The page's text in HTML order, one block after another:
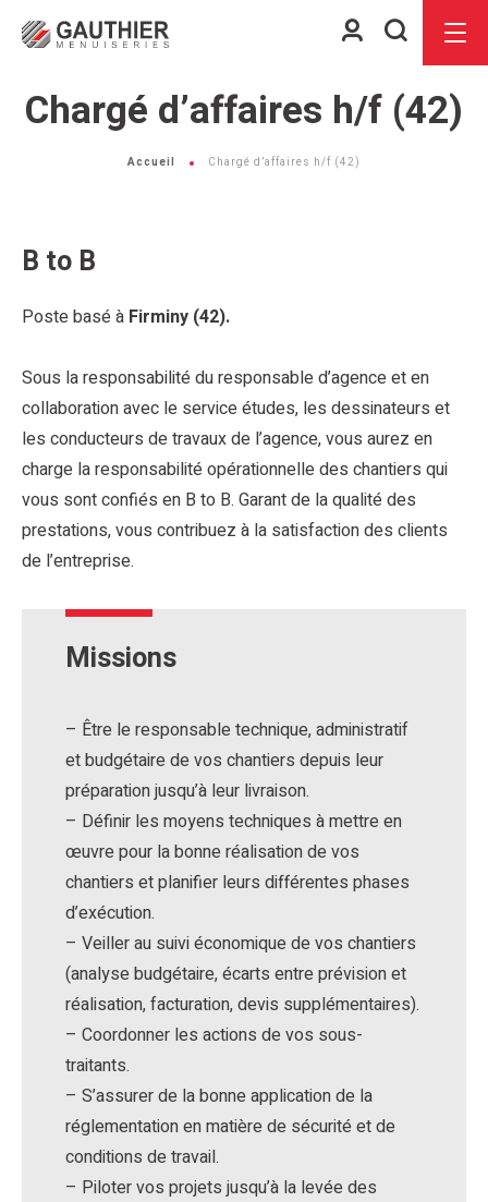
Espace
Menu
Chargé d’affaires h/f (42)
Accueil Chargé d’affaires h/f (42)
B to B
Poste basé à Firminy (42).
Sous la responsabilité du responsable d’agence et en
collaboration avec le service études, les dessinateurs et
les conducteurs de travaux de l’agence, vous aurez en
charge la responsabilité opérationnelle des chantiers qui
vous sont confiés en B to B. Garant de la qualité des
prestations, vous contribuez à la satisfaction des clients
de l’entreprise.
Missions
– Être le responsable technique, administratif
et budgétaire de vos chantiers depuis leur
préparation jusqu’à leur livraison.
– Définir les moyens techniques à mettre en
œuvre pour la bonne réalisation de vos
chantiers et planifier leurs différentes phases
d’exécution.
– Veiller au suivi économique de vos chantiers
(analyse budgétaire, écarts entre prévision et
réalisation, facturation, devis supplémentaires).
– Coordonner les actions de vos sous-
traitants.
– S’assurer de la bonne application de la
réglementation en matière de sécurité et de
conditions de travail.
– Piloter vos projets jusqu’à la levée des